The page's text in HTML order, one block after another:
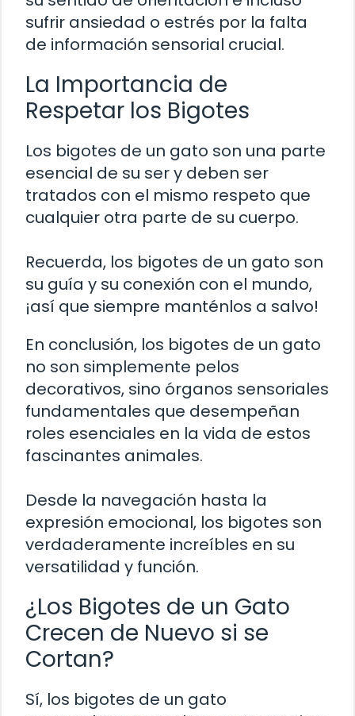
sufrir ansiedad o estrés por la falta
de información sensorial crucial.
La Importancia de
Respetar los Bigotes
Los bigotes de un gato son una parte
esencial de su ser y deben ser
tratados con el mismo respeto que
cualquier otra parte de su cuerpo.
Recuerda, los bigotes de un gato son
su guía y su conexión con el mundo,
¡así que siempre manténlos a salvo!
En conclusión, los bigotes de un gato
no son simplemente pelos
decorativos, sino órganos sensoriales
fundamentales que desempeñan
roles esenciales en la vida de estos
fascinantes animales.
Desde la navegación hasta la
expresión emocional, los bigotes son
verdaderamente increíbles en su
versatilidad y función.
¿Los Bigotes de un Gato
Crecen de Nuevo si se
Cortan?
Sí, los bigotes de un gato